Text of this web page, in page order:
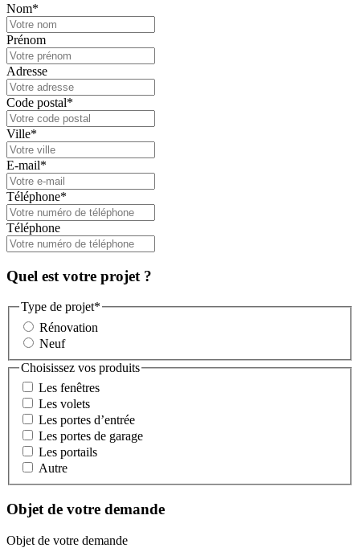
Nom*
Prénom
Adresse
Code postal*
Ville*
E-mail*
Téléphone*
Téléphone
Quel est votre projet ?
Type de projet*
Rénovation
Neuf
Choisissez vos produits
Les fenêtres
Les volets
Les portes d’entrée
Les portes de garage
Les portails
Autre
Objet de votre demande
Objet de votre demande